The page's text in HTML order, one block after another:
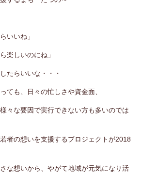
いいね」
楽しいのにね」
たらいいな・・・
ても、日々の忙しさや資金面、
々な要因で実行できない方も多いのでは
者の想いを支援するプロジェクトが2018
な想いから、やがて地域が元気になり活